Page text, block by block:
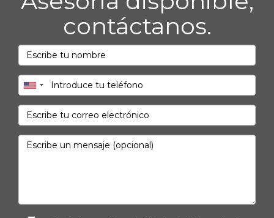
Identificación oficial.
Comprobantes de ingresos.
Referencias personales o laborales.
¿Cuánto debo pagar como depósito?
Generalmente, el depósito equivale a uno o dos
meses de renta, pero esto puede variar según el
propietario.
intenta resolver el problema directamente primero,
contáctanos.